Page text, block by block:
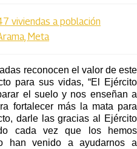
viviendas a población
Meta
reconocen el valor de este
para sus vidas, “El Ejército
el suelo y nos enseñan a
fortalecer más la mata para
darle las gracias al Ejército
cada vez que los hemos
han venido a ayudarnos a